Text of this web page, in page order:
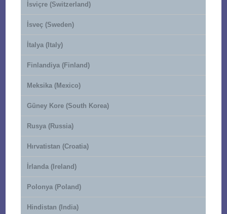
İsviçre (Switzerland)
İsveç (Sweden)
İtalya (Italy)
Finlandiya (Finland)
Meksika (Mexico)
Güney Kore (South Korea)
Rusya (Russia)
Hırvatistan (Croatia)
İrlanda (Ireland)
Polonya (Poland)
Hindistan (India)